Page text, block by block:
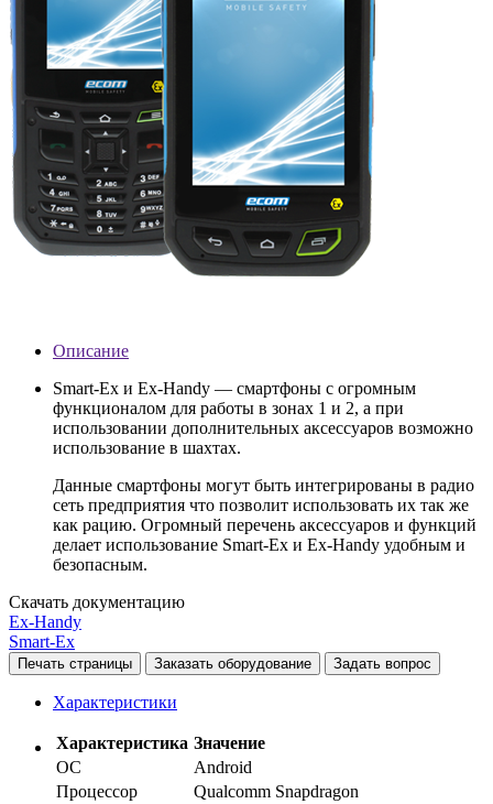
Описание
Smart-Ex и Ex-Handy — смартфоны с огромным
функционалом для работы в зонах 1 и 2, а при
использовании дополнительных аксессуаров возможно
использование в шахтах.
Данные смартфоны могут быть интегрированы в радио
сеть предприятия что позволит использовать их так же
как рацию. Огромный перечень аксессуаров и функций
делает использование Smart-Ex и Ex-Handy удобным и
безопасным.
Скачать документацию
Ex-Handy
Smart-Ex
Печать страницы Заказать оборудование Задать вопрос
Характеристики
Характеристика Значение
ОС
Android
Процессор
Qualcomm Snapdragon